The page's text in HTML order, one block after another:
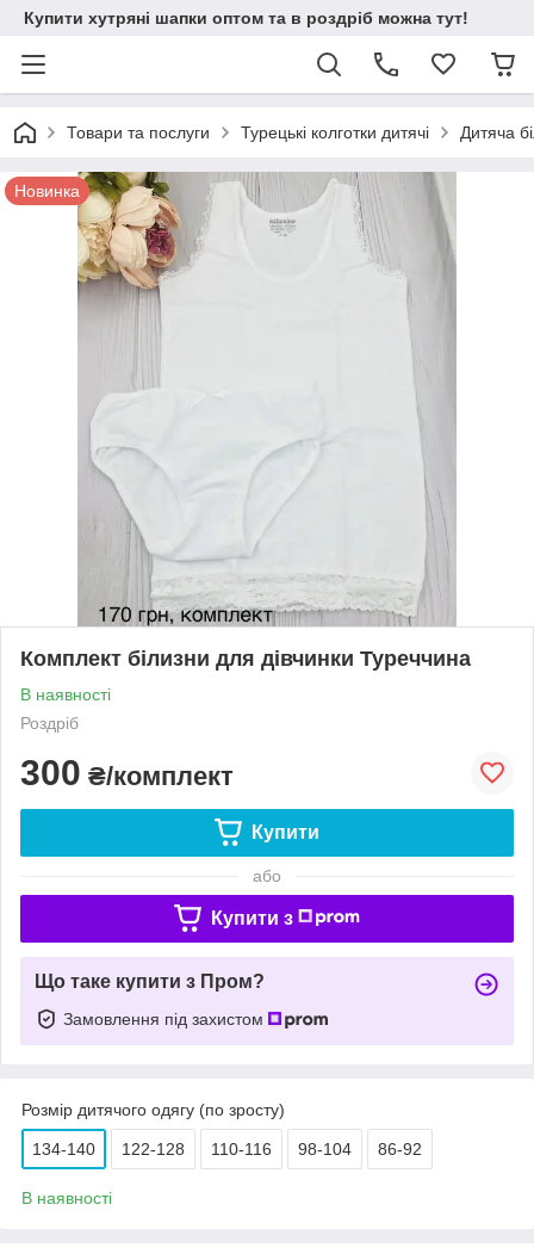
Купити хутряні шапки оптом та в роздріб можна тут!
Товари та послуги Турецькі колготки дитячі Дитяча
Новинка
Комплект білизни для дівчинки Туреччина
В наявності
Роздріб
300 ₴/комплект
Купити
або
Купити з
Що таке купити з Пром?
Замовлення під захистом
Розмір дитячого одягу (по зросту)
134-140 122-128 110-116 98-104 86-92
В наявності